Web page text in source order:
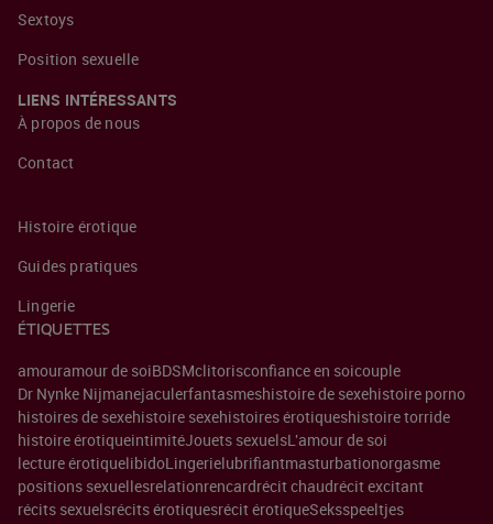
Sextoys
Position sexuelle
LIENS INTÉRESSANTS
À propos de nous
Contact
Histoire érotique
Guides pratiques
Lingerie
ÉTIQUETTES
amouramour de soiBDSMclitorisconfiance en soicouple
Dr Nynke Nijmanejaculerfantasmeshistoire de sexehistoire porno
histoires de sexehistoire sexehistoires érotiqueshistoire torride
histoire érotiqueintimitéJouets sexuelsL'amour de soi
lecture érotiquelibidoLingerielubrifiantmasturbationorgasme
positions sexuellesrelationrencardrécit chaudrécit excitant
récits sexuelsrécits érotiquesrécit érotiqueSeksspeeltjes